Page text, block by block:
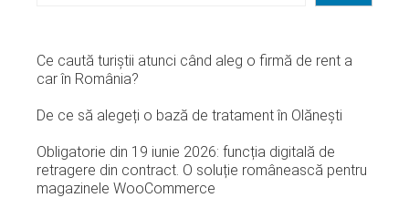
Ce caută turiștii atunci când aleg o firmă de rent a
car în România?
De ce să alegeți o bază de tratament în Olănești
Obligatorie din 19 iunie 2026: funcția digitală de
retragere din contract. O soluție românească pentru
magazinele WooCommerce